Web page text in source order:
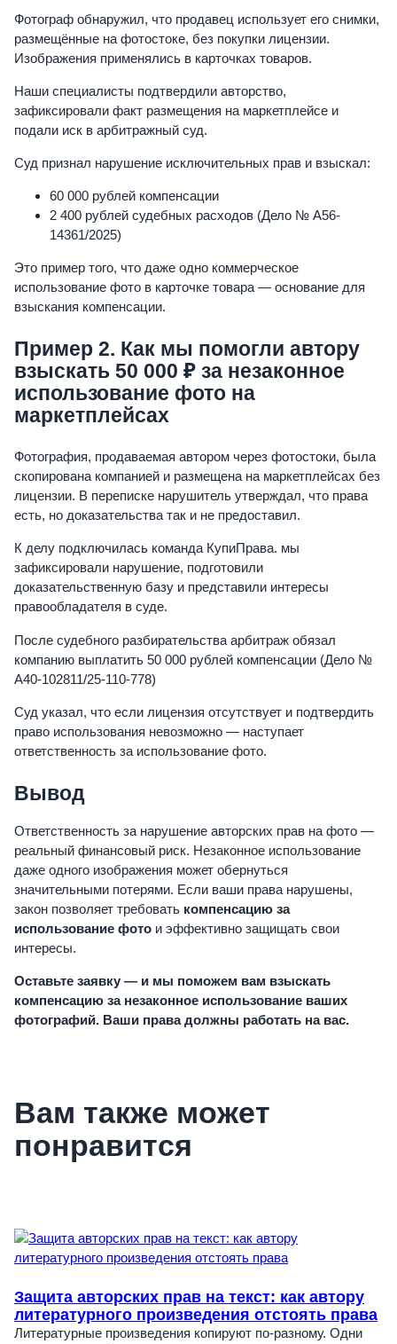
Фотограф обнаружил, что продавец использует его снимки,
размещённые на фотостоке, без покупки лицензии.
Изображения применялись в карточках товаров.
Наши специалисты подтвердили авторство,
зафиксировали факт размещения на маркетплейсе и
подали иск в арбитражный суд.
Суд признал нарушение исключительных прав и взыскал:
60 000 рублей компенсации
2 400 рублей судебных расходов (Дело № А56-
14361/2025)
Это пример того, что даже одно коммерческое
использование фото в карточке товара — основание для
взыскания компенсации.
Пример 2. Как мы помогли автору
взыскать 50 000 ₽ за незаконное
использование фото на
маркетплейсах
Фотография, продаваемая автором через фотостоки, была
скопирована компанией и размещена на маркетплейсах без
лицензии. В переписке нарушитель утверждал, что права
есть, но доказательства так и не предоставил.
К делу подключилась команда КупиПрава. мы
зафиксировали нарушение, подготовили
доказательственную базу и представили интересы
правообладателя в суде.
После судебного разбирательства арбитраж обязал
компанию выплатить 50 000 рублей компенсации (Дело №
А40-102811/25-110-778)
Суд указал, что если лицензия отсутствует и подтвердить
право использования невозможно — наступает
ответственность за использование фото.
Вывод
Ответственность за нарушение авторских прав на фото —
реальный финансовый риск. Незаконное использование
даже одного изображения может обернуться
значительными потерями. Если ваши права нарушены,
закон позволяет требовать компенсацию за
использование фото и эффективно защищать свои
интересы.
Оставьте заявку — и мы поможем вам взыскать
компенсацию за незаконное использование ваших
фотографий. Ваши права должны работать на вас.
Вам также может
понравится
Защита авторских прав на текст: как автору
литературного произведения отстоять права
Литературные произведения копируют по-разному. Одни